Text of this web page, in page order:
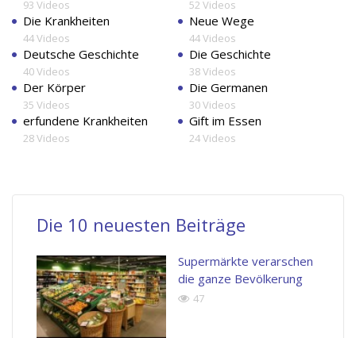
93 Videos 52 Videos
Die Krankheiten
44 Videos
Neue Wege
44 Videos
Deutsche Geschichte
40 Videos
Die Geschichte
38 Videos
Der Körper
35 Videos
Die Germanen
30 Videos
erfundene Krankheiten
28 Videos
Gift im Essen
24 Videos
Die 10 neuesten Beiträge
Supermärkte verarschen
die ganze Bevölkerung
47